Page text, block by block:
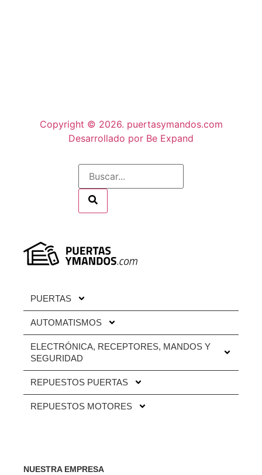
Copyright © 2026. puertasymandos.com
Desarrollado por Be Expand
PUERTAS
AUTOMATISMOS
ELECTRÓNICA, RECEPTORES, MANDOS Y
SEGURIDAD
REPUESTOS PUERTAS
REPUESTOS MOTORES
NUESTRA EMPRESA